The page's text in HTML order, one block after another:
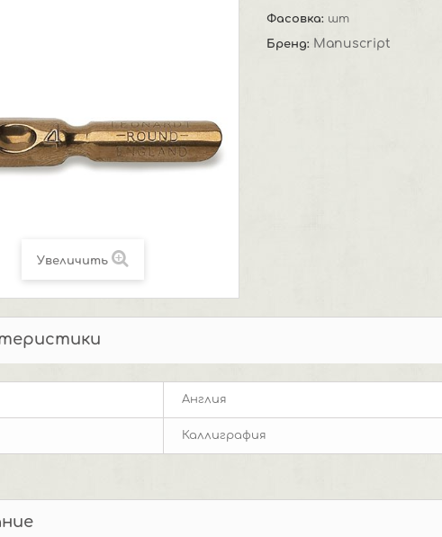
Увеличить
Фасовка: шт
Бренд: Manuscript
Англия
Каллиграфия